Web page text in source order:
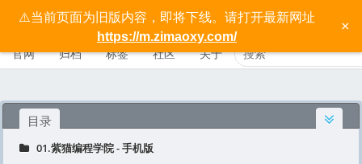
⚠️当前页面为旧版内容，即将下线。请打开最新网址
https://m.zimaoxy.com/
×
按键精灵手机版宝典 - 紫猫学院
官网 归档 标签 社区 关于
目录
01.紫猫编程学院 - 手机版